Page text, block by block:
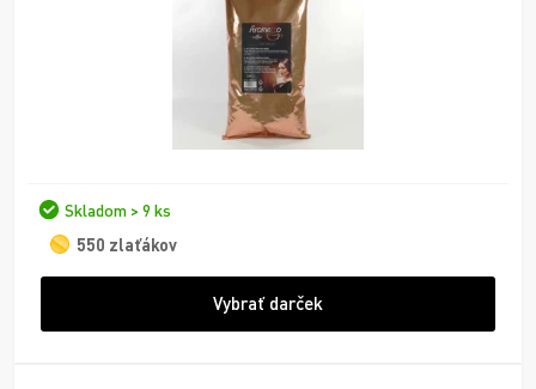
Skladom > 9 ks
550 zlaťákov
Vybrať darček